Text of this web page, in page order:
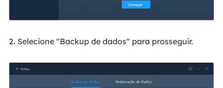
2. Selecione "Backup de dados" para prosseguir.